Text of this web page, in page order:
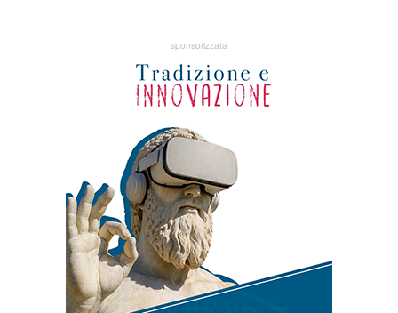
sponsorizzata